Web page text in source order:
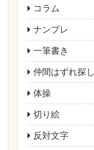
コラム
ナンプレ
一筆書き
仲間はずれ探し
体操
切り絵
反対文字